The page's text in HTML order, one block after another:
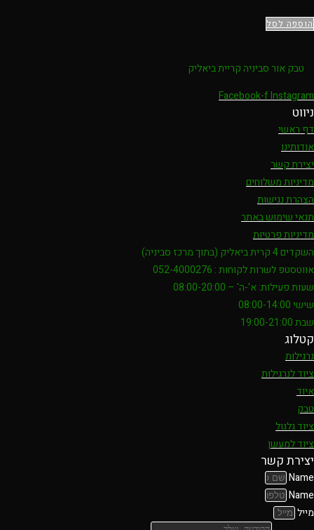
הוספה לסל
טבק אור סביניה קריית ביאליק
Facebook-fInstagram
ניווט
דף ראשי
אודותינו
יצירת קשר
מדיניות משלוחים
הצהרת נגישות
תנאי שימוש באתר
מדיניות פרטיות
השקדים 4 קרית ביאליק (בתוך מרכז סביניה)
אווטסטפ לשרות לקוחות : 052-4000276
שעות פעילות: א'-ה' – 08:00-20:00
שישי 08:00-14:00
שבת 19:00-21:00
קטלוג
נרגילות
ציוד לנרגילות
איוד
טבק
ציוד גלגול
ציוד למעשן
יצירת קשר
Name
Name
מייל